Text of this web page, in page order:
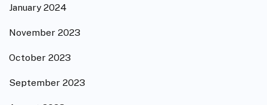
January 2024
November 2023
October 2023
September 2023